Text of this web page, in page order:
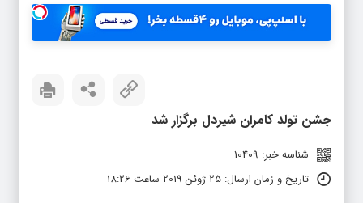
جشن تولد کامران شیردل برگزار شد
شناسه خبر: 10409
تاریخ و زمان ارسال: 25 ژوئن 2019 ساعت 18:26